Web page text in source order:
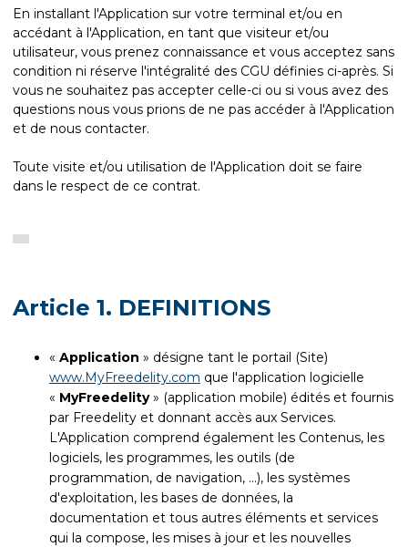
En installant l'Application sur votre terminal et/ou en
accédant à l'Application, en tant que visiteur et/ou
utilisateur, vous prenez connaissance et vous acceptez sans
condition ni réserve l'intégralité des CGU définies ci-après. Si
vous ne souhaitez pas accepter celle-ci ou si vous avez des
questions nous vous prions de ne pas accéder à l'Application
et de nous contacter.
Toute visite et/ou utilisation de l'Application doit se faire
dans le respect de ce contrat.
Article 1. DEFINITIONS
« Application » désigne tant le portail (Site)
www.MyFreedelity.com que l'application logicielle
« MyFreedelity» (application mobile) édités et fournis
par Freedelity et donnant accès aux Services.
L'Application comprend également les Contenus, les
logiciels, les programmes, les outils (de
programmation, de navigation, ...), les systèmes
d'exploitation, les bases de données, la
documentation et tous autres éléments et services
qui la compose, les mises à jour et les nouvelles